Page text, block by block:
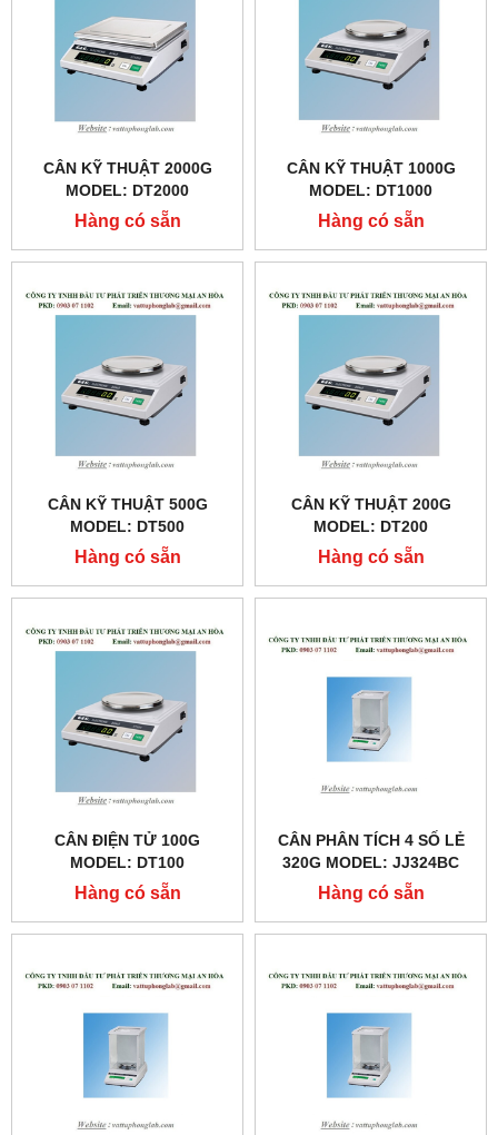
CÂN KỸ THUẬT 2000G
MODEL: DT2000
Hàng có sẵn
CÂN KỸ THUẬT 1000G
MODEL: DT1000
Hàng có sẵn
CÂN KỸ THUẬT 500G
MODEL: DT500
Hàng có sẵn
CÂN KỸ THUẬT 200G
MODEL: DT200
Hàng có sẵn
CÂN ĐIỆN TỬ 100G
MODEL: DT100
Hàng có sẵn
CÂN PHÂN TÍCH 4 SỐ LẺ
320G MODEL: JJ324BC
Hàng có sẵn